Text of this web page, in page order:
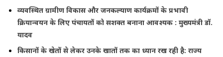
व्यवस्थित ग्रामीण विकास और जनकल्याण कार्यक्रमों के प्रभावी
क्रियान्वयन के लिए पंचायतों को सशक्त बनाना आवश्यक : मुख्यमंत्री डॉ.
यादव
किसानों के खेतों से लेकर उनके खातों तक का ध्यान रख रही है: राज्य